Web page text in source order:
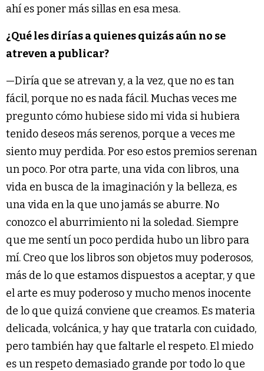
ahí es poner más sillas en esa mesa.
¿Qué les dirías a quienes quizás aún no se
atreven a publicar?
—Diría que se atrevan y, a la vez, que no es tan
fácil, porque no es nada fácil. Muchas veces me
pregunto cómo hubiese sido mi vida si hubiera
tenido deseos más serenos, porque a veces me
siento muy perdida. Por eso estos premios serenan
un poco. Por otra parte, una vida con libros, una
vida en busca de la imaginación y la belleza, es
una vida en la que uno jamás se aburre. No
conozco el aburrimiento ni la soledad. Siempre
que me sentí un poco perdida hubo un libro para
mí. Creo que los libros son objetos muy poderosos,
más de lo que estamos dispuestos a aceptar, y que
el arte es muy poderoso y mucho menos inocente
de lo que quizá conviene que creamos. Es materia
delicada, volcánica, y hay que tratarla con cuidado,
pero también hay que faltarle el respeto. El miedo
es un respeto demasiado grande por todo lo que